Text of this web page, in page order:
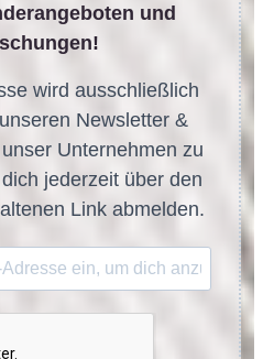
und
wird ausschließlich
Newsletter &
Unternehmen zu
jederzeit über den
Link abmelden.